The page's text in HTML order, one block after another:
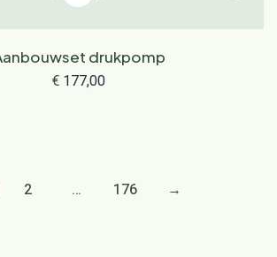
drukpomp
€ 177,00
2 … 176 →